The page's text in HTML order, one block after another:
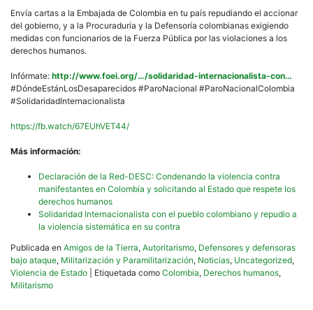
Envía cartas a la Embajada de Colombia en tu país repudiando el accionar
del gobierno, y a la Procuraduría y la Defensoría colombianas exigiendo
medidas con funcionarios de la Fuerza Pública por las violaciones a los
derechos humanos.
Infórmate: http://www.foei.org/…/solidaridad-internacionalista-con…
#DóndeEstánLosDesaparecidos #ParoNacional #ParoNacionalColombia
#SolidaridadInternacionalista
https://fb.watch/67EUhVET44/
Más información:
Declaración de la Red-DESC: Condenando la violencia contra
manifestantes en Colombia y solicitando al Estado que respete los
derechos humanos
Solidaridad Internacionalista con el pueblo colombiano y repudio a
la violencia sistemática en su contra
Publicada en Amigos de la Tierra, Autoritarismo, Defensores y defensoras
bajo ataque, Militarización y Paramilitarización, Noticias, Uncategorized,
Violencia de Estado
Etiquetada como Colombia, Derechos humanos,
Militarismo